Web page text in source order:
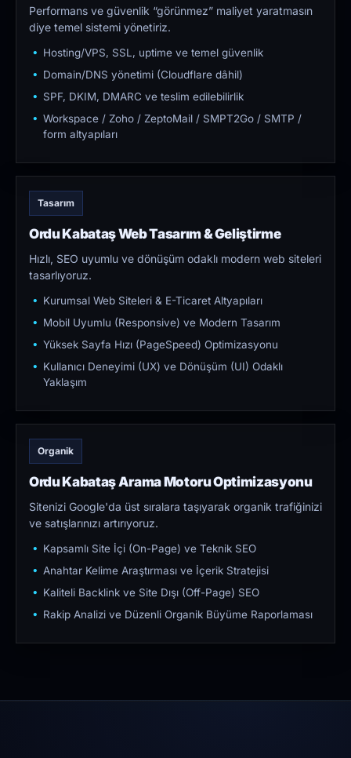
Performans ve güvenlik “görünmez” maliyet yaratmasın
diye temel sistemi yönetiriz.
Hosting/VPS, SSL, uptime ve temel güvenlik
Domain/DNS yönetimi (Cloudflare dâhil)
SPF, DKIM, DMARC ve teslim edilebilirlik
Workspace / Zoho / ZeptoMail / SMPT2Go / SMTP /
form altyapıları
Tasarım
Ordu Kabataş Web Tasarım & Geliştirme
Hızlı, SEO uyumlu ve dönüşüm odaklı modern web siteleri
tasarlıyoruz.
Kurumsal Web Siteleri & E-Ticaret Altyapıları
Mobil Uyumlu (Responsive) ve Modern Tasarım
Yüksek Sayfa Hızı (PageSpeed) Optimizasyonu
Kullanıcı Deneyimi (UX) ve Dönüşüm (UI) Odaklı
Yaklaşım
Organik
Ordu Kabataş Arama Motoru Optimizasyonu
Sitenizi Google'da üst sıralara taşıyarak organik trafiğinizi
ve satışlarınızı artırıyoruz.
Kapsamlı Site İçi (On-Page) ve Teknik SEO
Anahtar Kelime Araştırması ve İçerik Stratejisi
Kaliteli Backlink ve Site Dışı (Off-Page) SEO
Rakip Analizi ve Düzenli Organik Büyüme Raporlaması